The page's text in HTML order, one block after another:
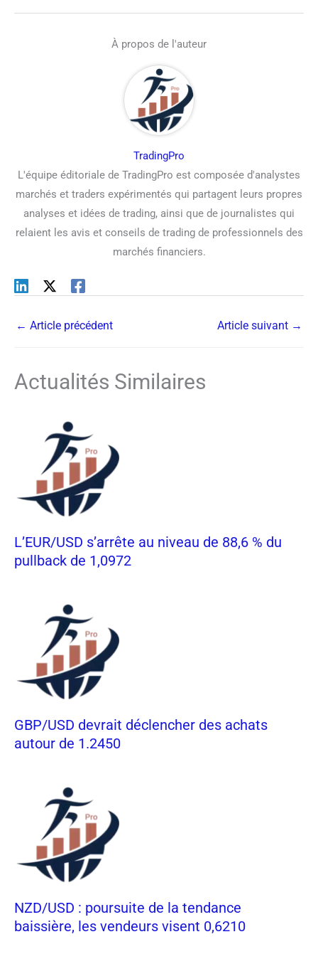
À propos de l'auteur
TradingPro
L'équipe éditoriale de TradingPro est composée d'analystes
marchés et traders expérimentés qui partagent leurs propres
analyses et idées de trading, ainsi que de journalistes qui
relaient les avis et conseils de trading de professionnels des
marchés financiers.
← Article précédent Article suivant →
Actualités Similaires
L’EUR/USD s’arrête au niveau de 88,6 % du
pullback de 1,0972
GBP/USD devrait déclencher des achats
autour de 1.2450
NZD/USD : poursuite de la tendance
baissière, les vendeurs visent 0,6210